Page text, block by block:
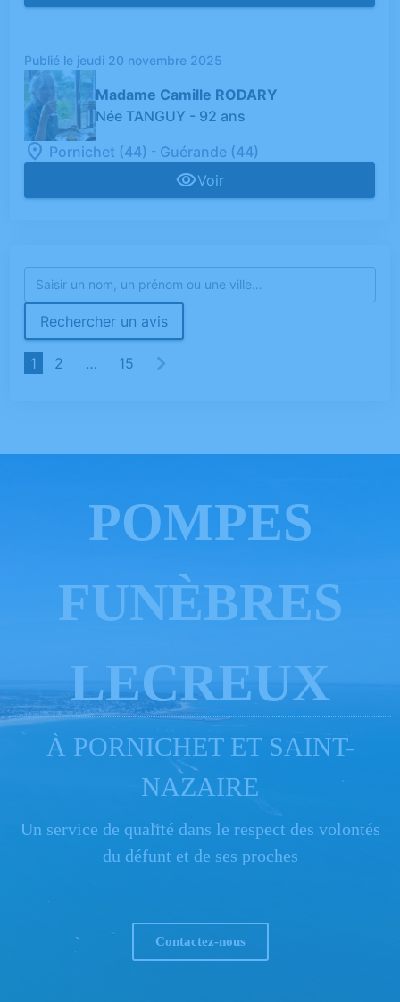
Publié le jeudi 20 novembre 2025
Madame Camille RODARY
Née TANGUY - 92 ans
Pornichet (44) - Guérande (44)
Voir
Rechercher un avis
1 2 … 15
POMPES
FUNÈBRES
LECREUX
À PORNICHET ET SAINT-
NAZAIRE
Un service de qualité dans le respect des volontés
du défunt et de ses proches
Contactez-nous